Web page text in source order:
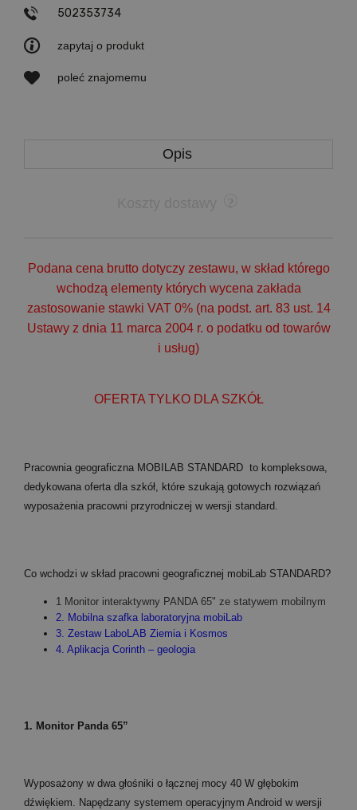
zapytaj o produkt
poleć znajomemu
502353734
Opis
Podana cena brutto dotyczy zestawu, w skład którego
wchodzą elementy których wycena zakłada
zastosowanie stawki VAT 0% (na podst. art. 83 ust. 14
Ustawy z dnia 11 marca 2004 r. o podatku od towarów
i usług)
OFERTA TYLKO DLA SZKÓŁ
Pracownia geograficzna MOBILAB STANDARD to kompleksowa,
dedykowana oferta dla szkół, które szukają gotowych rozwiązań
wyposażenia pracowni przyrodniczej w wersji standard.
Co wchodzi w skład pracowni geograficznej mobiLab STANDARD?
1 Monitor interaktywny PANDA 65" ze statywem mobilnym
2. Mobilna szafka laboratoryjna mobiLab
3. Zestaw LaboLAB Ziemia i Kosmos
4. Aplikacja Corinth – geologia
1. Monitor Panda 65”
Wyposażony w dwa głośniki o łącznej mocy 40 W głębokim
dźwiękiem. Napędzany systemem operacyjnym Android w wersji